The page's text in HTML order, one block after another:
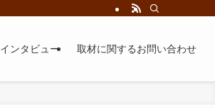
インタビュー 取材に関するお問い合わせ